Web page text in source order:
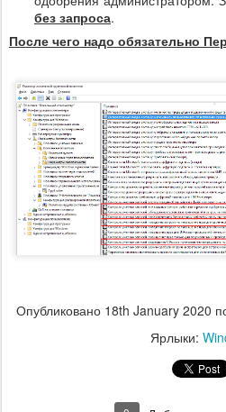
без запроса.
После чего надо обязательно
Опубликовано 18th January 2020
Ярлыки: